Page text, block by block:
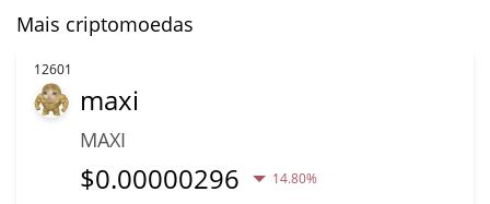
Mais criptomoedas
12601
maxi
MAXI
$0.00000296 14.80%